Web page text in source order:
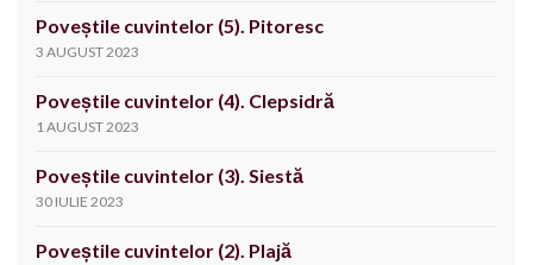
Poveștile cuvintelor (5). Pitoresc
3 AUGUST 2023
Poveștile cuvintelor (4). Clepsidră
1 AUGUST 2023
Poveștile cuvintelor (3). Siestă
30 IULIE 2023
Poveștile cuvintelor (2). Plajă